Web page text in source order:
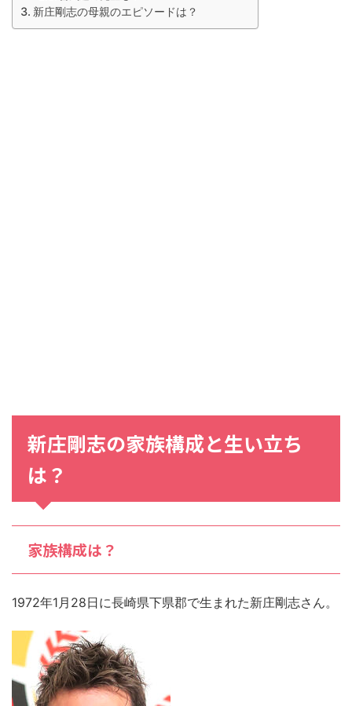
新庄剛志の母親のエピソードは？
新庄剛志の家族構成と生い立ち
は？
家族構成は？
1972年1月28日に長崎県下県郡で生まれた新庄剛志さん。